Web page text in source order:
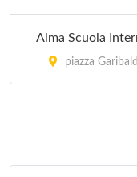
Alma Scuola
piazza